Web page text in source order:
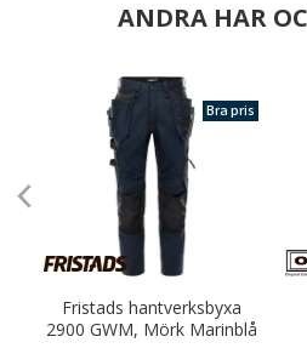
ANDRA HAR
Bra pris
Fristads hantverksbyxa
2900 GWM, Mörk Marinblå